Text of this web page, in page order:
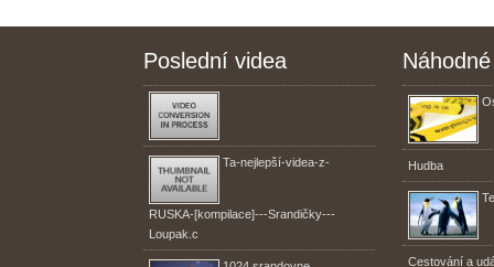
Poslední videa
Ta-nejlepší-videa-z-
RUSKA-[kompilace]---Srandičky---
Loupak.c
Hudba
Cestování a